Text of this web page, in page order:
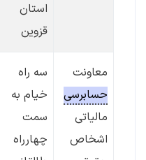
استان
قزوین
معاونت
حسابرسی
مالیاتی
اشخاص
سه راه
خیام به
سمت
چهارراه